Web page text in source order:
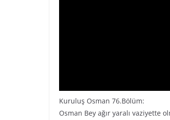
Kuruluş Osman 76.Bölüm:
Osman Bey ağır yaralı vaziyette